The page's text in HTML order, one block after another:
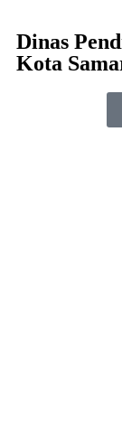
Dinas
Kota